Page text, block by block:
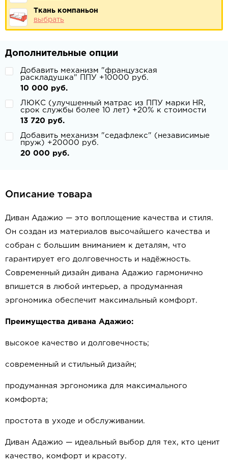
Ткань компаньон
выбрать
Дополнительные опции
Добавить механизм "французская
раскладушка" ППУ +10000 руб.
10 000 руб.
ЛЮКС (улучшенный матрас из ППУ марки HR,
срок службы более 10 лет) +20% к стоимости
13 720 руб.
Добавить механизм "седафлекс" (независимые
пруж) +20000 руб.
20 000 руб.
Описание товара
Диван Адажио — это воплощение качества и стиля.
Он создан из материалов высочайшего качества и
собран с большим вниманием к деталям, что
гарантирует его долговечность и надёжность.
Современный дизайн дивана Адажио гармонично
впишется в любой интерьер, а продуманная
эргономика обеспечит максимальный комфорт.
Преимущества дивана Адажио:
высокое качество и долговечность;
современный и стильный дизайн;
продуманная эргономика для максимального
комфорта;
простота в уходе и обслуживании.
Диван Адажио — идеальный выбор для тех, кто ценит
качество, комфорт и красоту.